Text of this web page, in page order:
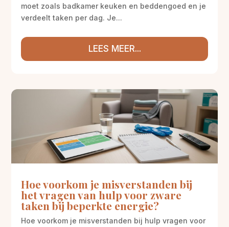
moet zoals badkamer keuken en beddengoed en je
verdeelt taken per dag. Je...
LEES MEER...
Hoe voorkom je misverstanden bij
het vragen van hulp voor zware
taken bij beperkte energie?
Hoe voorkom je misverstanden bij hulp vragen voor